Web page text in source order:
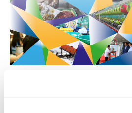
Als Programmpartner der
(EXI) setzt die GIZ das